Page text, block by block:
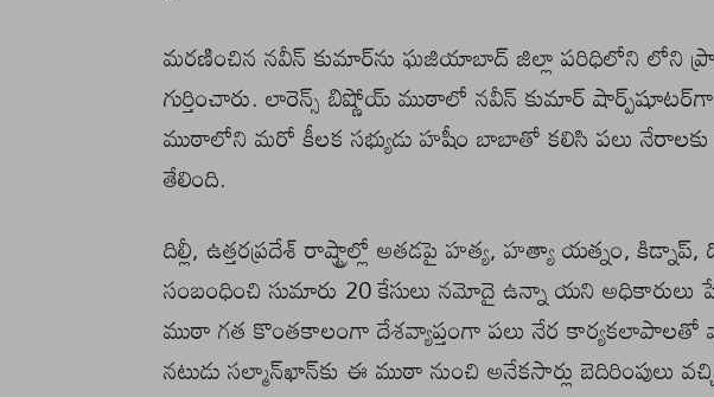
మరణించిన నవీన్‌ కుమార్‌ను ఘజియాబాద్ జిల్లా పరిధిలోని లోని
గుర్తించారు. లారెన్స్ బిష్ణోయ్ ముఠాలో నవీన్‌ కుమార్ షార్ప్‌షూటర్‌గా
ముఠాలోని మరో కీలక సభ్యుడు హషీం బాబాతో కలిసి పలు నేరాలకు
తేలింది.
దిల్లీ, ఉత్తరప్రదేశ్‌ రాష్ట్రాల్లో అతడపై హత్య, హత్యా యత్నం,
సంబంధించి సుమారు 20 కేసులు నమోదై ఉన్నా యని అధికారులు
ముఠా గత కొంతకాలంగా దేశవ్యాప్తంగా పలు నేర కార్యకలాపాలతో
నటుడు సల్మాన్‌ఖాన్‌కు ఈ ముఠా నుంచి అనేకసార్లు బెదిరింపులు